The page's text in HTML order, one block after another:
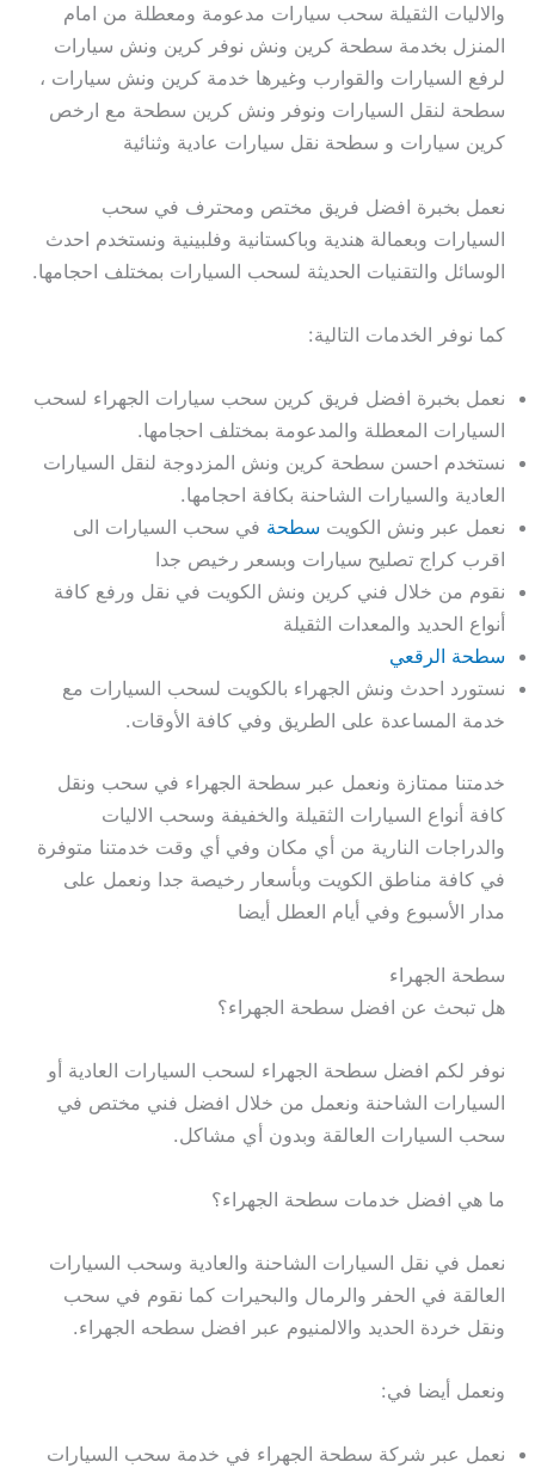
والاليات الثقيلة سحب سيارات مدعومة ومعطلة من امام
المنزل بخدمة سطحة كرين ونش نوفر كرين ونش سيارات
لرفع السيارات والقوارب وغيرها خدمة كرين ونش سيارات ،
سطحة لنقل السيارات ونوفر ونش كرين سطحة مع ارخص
كرين سيارات و سطحة نقل سيارات عادية وثنائية
نعمل بخبرة افضل فريق مختص ومحترف في سحب
السيارات وبعمالة هندية وباكستانية وفلبينية ونستخدم احدث
الوسائل والتقنيات الحديثة لسحب السيارات بمختلف احجامها.
كما نوفر الخدمات التالية:
نعمل بخبرة افضل فريق كرين سحب سيارات الجهراء لسحب
السيارات المعطلة والمدعومة بمختلف احجامها.
نستخدم احسن سطحة كرين ونش المزدوجة لنقل السيارات
العادية والسيارات الشاحنة بكافة احجامها.
نعمل عبر ونش الكويت سطحة في سحب السيارات الى
اقرب كراج تصليح سيارات وبسعر رخيص جدا
نقوم من خلال فني كرين ونش الكويت في نقل ورفع كافة
أنواع الحديد والمعدات الثقيلة
سطحة الرقعي
نستورد احدث ونش الجهراء بالكويت لسحب السيارات مع
خدمة المساعدة على الطريق وفي كافة الأوقات.
خدمتنا ممتازة ونعمل عبر سطحة الجهراء في سحب ونقل
كافة أنواع السيارات الثقيلة والخفيفة وسحب الاليات
والدراجات النارية من أي مكان وفي أي وقت خدمتنا متوفرة
في كافة مناطق الكويت وبأسعار رخيصة جدا ونعمل على
مدار الأسبوع وفي أيام العطل أيضا
سطحة الجهراء
هل تبحث عن افضل سطحة الجهراء؟
نوفر لكم افضل سطحة الجهراء لسحب السيارات العادية أو
السيارات الشاحنة ونعمل من خلال افضل فني مختص في
سحب السيارات العالقة وبدون أي مشاكل.
ما هي افضل خدمات سطحة الجهراء؟
نعمل في نقل السيارات الشاحنة والعادية وسحب السيارات
العالقة في الحفر والرمال والبحيرات كما نقوم في سحب
ونقل خردة الحديد والالمنيوم عبر افضل سطحه الجهراء.
ونعمل أيضا في:
نعمل عبر شركة سطحة الجهراء في خدمة سحب السيارات